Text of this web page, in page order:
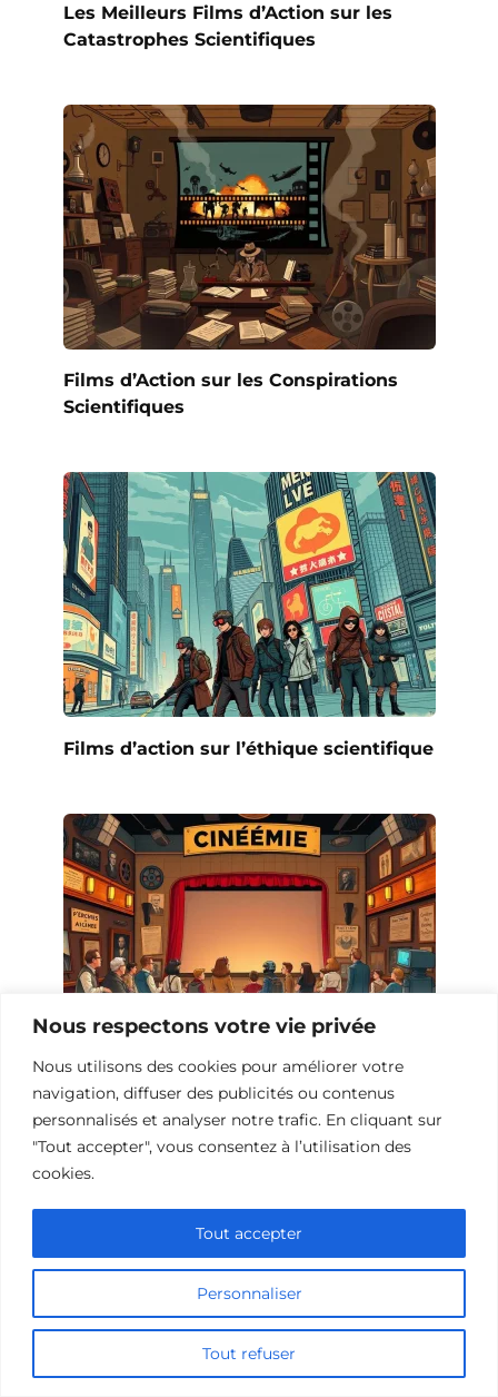
Nous respectons votre vie privée
Nous utilisons des cookies pour améliorer votre
navigation, diffuser des publicités ou contenus
personnalisés et analyser notre trafic. En cliquant sur
"Tout accepter", vous consentez à l’utilisation des
cookies.
Personnaliser
Tout refuser
Tout accepter
Les Meilleurs Films d’Action sur les
Catastrophes Scientifiques
Films d’Action sur les Conspirations
Scientifiques
Films d’action sur l’éthique scientifique
Films d’action sur les théories
scientifiques
Ajouter un commentaire
Name
Comment